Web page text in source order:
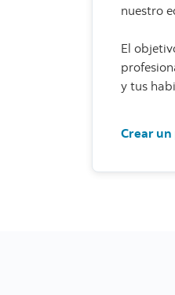
nuestro
El
y tus
Crear